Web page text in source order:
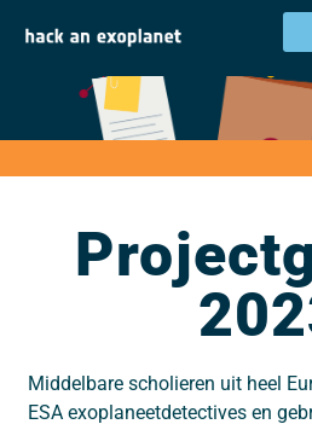
Middelbare scholieren uit heel
ESA exoplaneetdetectives en